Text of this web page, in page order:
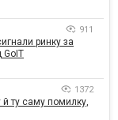
911
ринку за
GoIT
1372
й ту саму помилку,